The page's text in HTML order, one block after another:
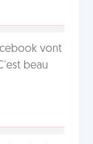
vont
beau